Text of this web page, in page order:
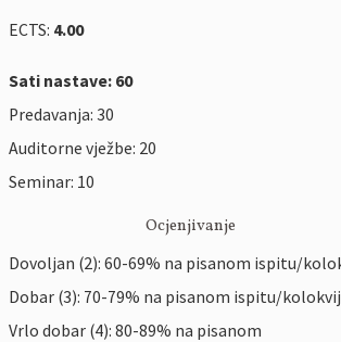
ECTS: 4.00
Sati nastave: 60
Predavanja: 30
Auditorne vježbe: 20
Seminar: 10
Ocjenjivanje
Dovoljan (2): 60-69% na pisanom ispitu/
Dobar (3): 70-79% na pisanom ispitu/
Vrlo dobar (4): 80-89% na pisanom